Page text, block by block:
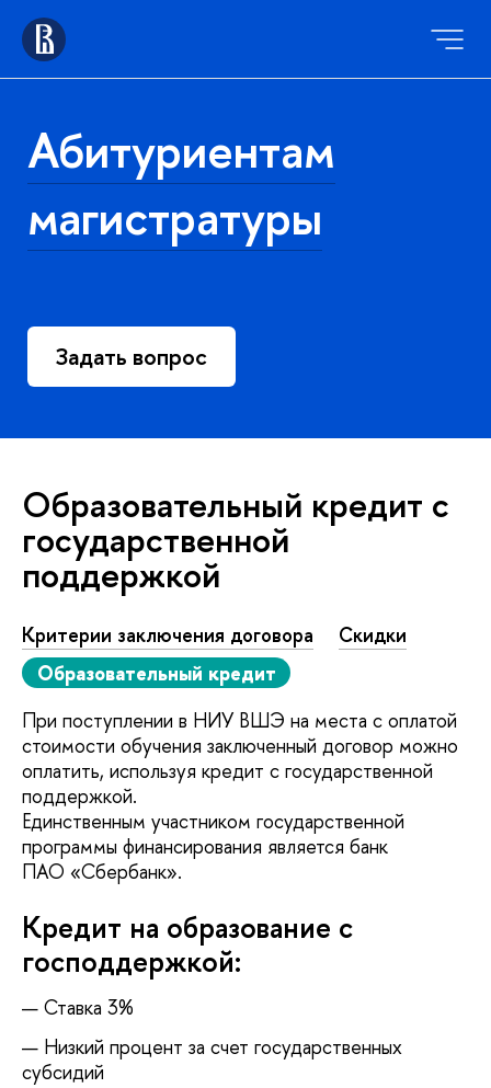
Абитуриентам
магистратуры
Задать вопрос
Образовательный кредит с
государственной
поддержкой
Критерии заключения договора
Скидки
Образовательный кредит
При поступлении в НИУ ВШЭ на места с оплатой
стоимости обучения заключенный договор можно
оплатить, используя кредит с государственной
поддержкой.
Единственным участником государственной
программы финансирования является банк
ПАО «Сбербанк».
Кредит на образование с
господдержкой:
Ставка 3%
Низкий процент за счет государственных
субсидий